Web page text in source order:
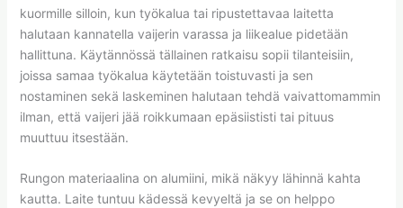
kuormille silloin, kun työkalua tai ripustettavaa laitetta
halutaan kannatella vaijerin varassa ja liikealue pidetään
hallittuna. Käytännössä tällainen ratkaisu sopii tilanteisiin,
joissa samaa työkalua käytetään toistuvasti ja sen
nostaminen sekä laskeminen halutaan tehdä vaivattomammin
ilman, että vaijeri jää roikkumaan epäsiististi tai pituus
muuttuu itsestään.
Rungon materiaalina on alumiini, mikä näkyy lähinnä kahta
kautta. Laite tuntuu kädessä kevyeltä ja se on helppo